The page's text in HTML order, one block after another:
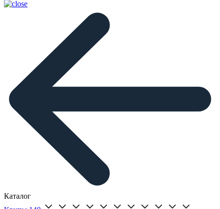
Каталог